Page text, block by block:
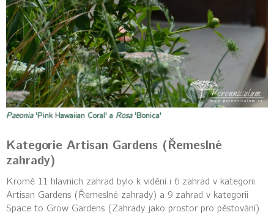
Paeonia'Pink Hawaiian Coral' a Rosa'Bonica'
Kategorie Artisan Gardens (Řemeslné
zahrady)
Kromě 11 hlavních zahrad bylo k vidění i 6 zahrad v kategorii
Artisan Gardens (Řemeslné zahrady) a 9 zahrad v kategorii
Space to Grow Gardens (Zahrady jako prostor pro pěstování).